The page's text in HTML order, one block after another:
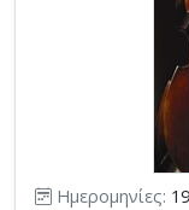
Ημερομηνίες: